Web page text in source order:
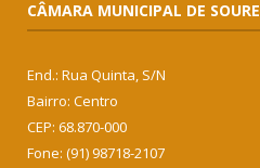
CÂMARA MUNICIPAL DE SOURE
End.: Rua Quinta, S/N
Bairro: Centro
CEP: 68.870-000
Fone: (91) 98718-2107